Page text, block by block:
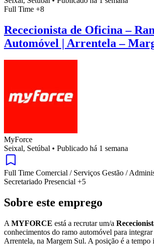
Full Time +8
Rececionista de Oficina –
Automóvel | Arrentela –
MyForce
Seixal, Setúbal • Publicado há 1 semana
Full Time Comercial / Serviços Gestão /
Secretariado Presencial +5
Sobre este emprego
A MYFORCE está a recrutar um/a
conhecimentos do ramo automóvel para integrar
Arrentela, na Margem Sul. A posição é a tempo